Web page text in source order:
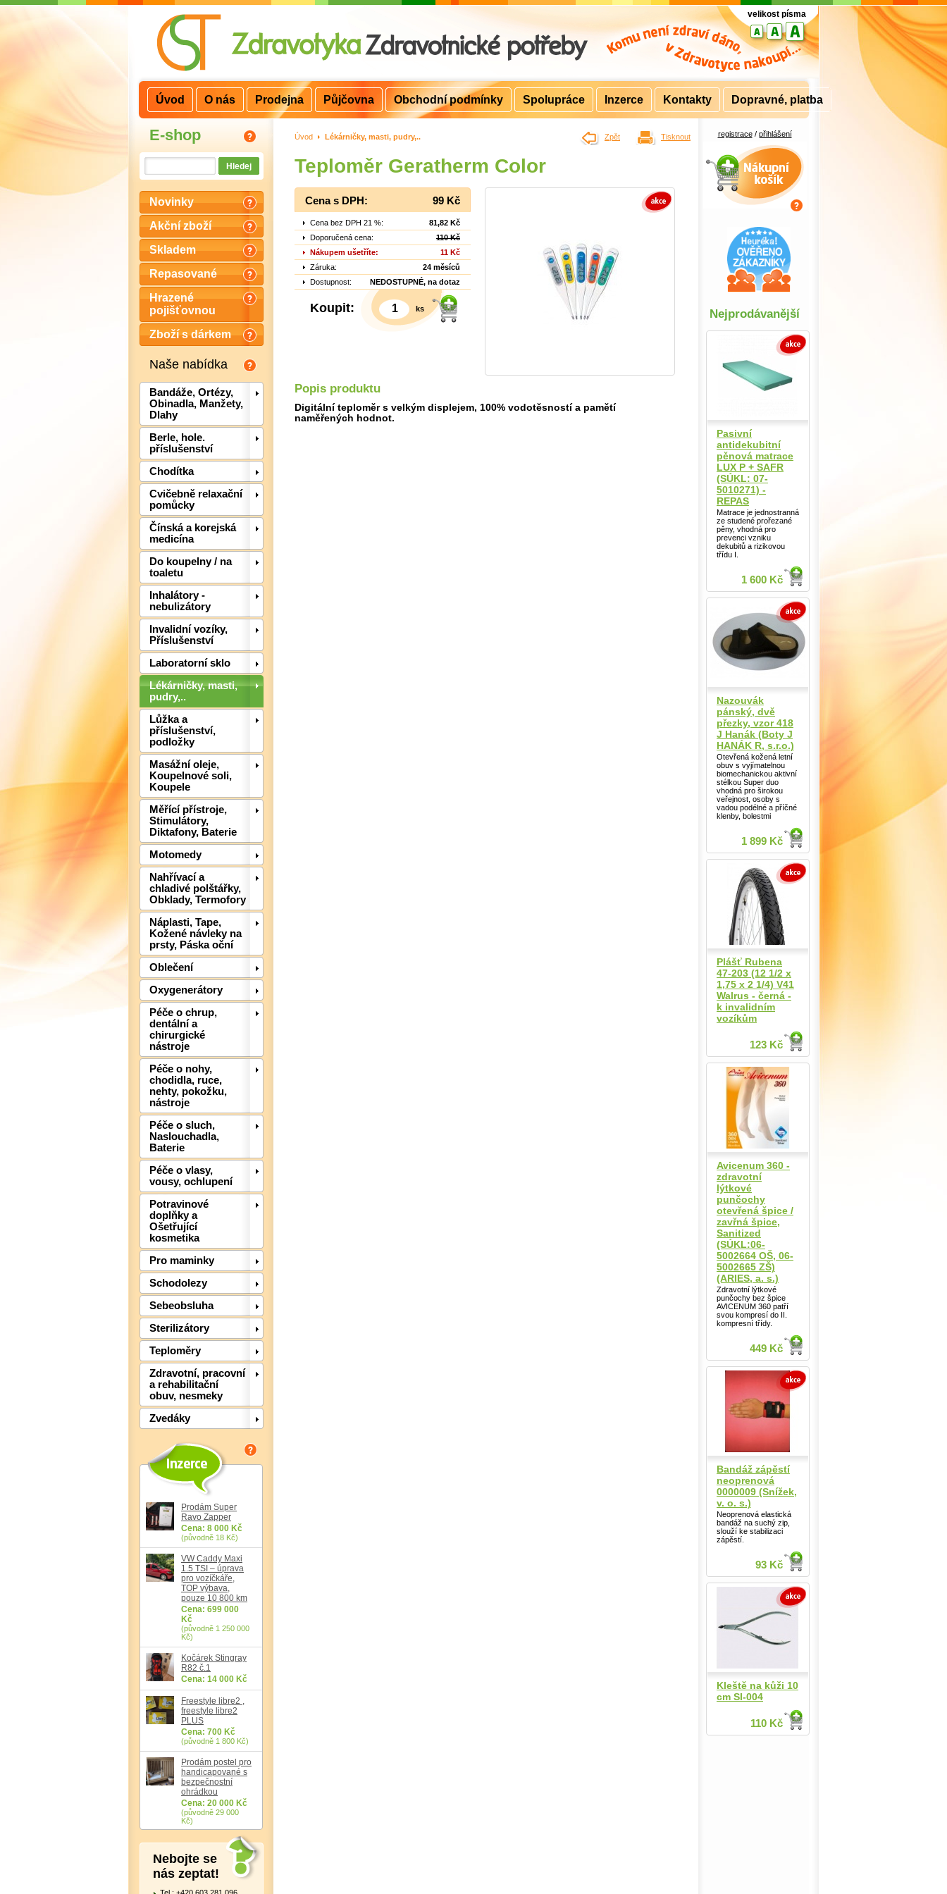
E-shop
Novinky
Akční zboží
Skladem
Repasované
Hrazené
pojišťovnou
Zboží s dárkem
Naše nabídka
Bandáže, Ortézy,
Obinadla, Manžety,
Dlahy
Berle, hole.
příslušenství
Chodítka
Cvičebně relaxační
pomůcky
Čínská a korejská
medicína
Do koupelny / na
toaletu
Inhalátory -
nebulizátory
Invalidní vozíky,
Příslušenství
Laboratorní sklo
Lékárničky, masti,
pudry,..
Lůžka a
příslušenství,
podložky
Masážní oleje,
Koupelnové soli,
Koupele
Měřící přístroje,
Stimulátory,
Diktafony, Baterie
Motomedy
Nahřívací a
chladivé polštářky,
Obklady, Termofory
Náplasti, Tape,
Kožené návleky na
prsty, Páska oční
Oblečení
Oxygenerátory
Péče o chrup,
dentální a
chirurgické
nástroje
Péče o nohy,
chodidla, ruce,
nehty, pokožku,
nástroje
Péče o sluch,
Naslouchadla,
Baterie
Péče o vlasy,
vousy, ochlupení
Potravinové
doplňky a
Ošetřující
kosmetika
Pro maminky
Schodolezy
Sebeobsluha
Sterilizátory
Teploměry
Zdravotní, pracovní
a rehabilitační
obuv, nesmeky
Zvedáky
Prodám Super
Ravo Zapper
Cena: 8 000 Kč
(původně 18 Kč)
VW Caddy Maxi
1.5 TSI – úprava
pro vozíčkáře,
TOP výbava,
pouze 10 800 km
Cena: 699 000
Kč
(původně 1 250 000
Kč)
Kočárek Stingray
R82 č.1
Cena: 14 000 Kč
Freestyle libre2 ,
freestyle libre2
PLUS
Cena: 700 Kč
(původně 1 800 Kč)
Prodám postel pro
handicapované s
bezpečnostní
ohrádkou
Cena: 20 000 Kč
(původně 29 000
Kč)
Nebojte se
nás zeptat!
Úvod > Lékárničky, masti, pudry,..
Teploměr Geratherm Color
Cena s DPH: 99 Kč
Cena bez DPH 21 %:
81,82 Kč
Doporučená cena:
110 Kč
Nákupem ušetříte:
11 Kč
Záruka:
24 měsíců
Dostupnost:
NEDOSTUPNÉ, na dotaz
Koupit: ks
Popis produktu
Digitální teploměr s velkým displejem, 100% vodotěsností a pamětí
naměřených hodnot.
registrace/ přihlášení
Nákupní košík
velikost písma
Tisknout
Zpět
Nejprodávanější
Pasivní
antidekubitní
pěnová matrace
LUX P + SAFR
(SÚKL: 07-
5010271) -
REPAS
Matrace je jednostranná
ze studené prořezané
pěny, vhodná pro
prevenci vzniku
dekubitů a rizikovou
třídu I.
1 600 Kč
Nazouvák
pánský, dvě
přezky, vzor 418
J Hanák (Boty J
HANÁK R, s.r.o.)
Otevřená kožená letní
obuv s vyjímatelnou
biomechanickou aktivní
stélkou Super duo
vhodná pro širokou
veřejnost, osoby s
vadou podélné a příčné
klenby, bolestmi
1 899 Kč
Plášť Rubena
47-203 (12 1/2 x
1,75 x 2 1/4) V41
Walrus - černá -
k invalidním
vozíkům
123 Kč
Avicenum 360 -
zdravotní
lýtkové
punčochy
otevřená špice /
zavřná špice,
Sanitized
(SÚKL:06-
5002664 OŠ, 06-
5002665 ZŠ)
(ARIES, a. s.)
Zdravotní lýtkové
punčochy bez špice
AVICENUM 360 patří
svou kompresí do II.
kompresní třídy.
449 Kč
Bandáž zápěstí
neoprenová
0000009 (Snížek,
v. o. s.)
Neoprenová elastická
bandáž na suchý zip,
slouží ke stabilizaci
zápěstí.
93 Kč
Kleště na kůži 10
cm SI-004
110 Kč
Úvod O nás Prodejna Půjčovna Obchodní podmínky Spolupráce Inzerce Kontakty Dopravné, platba